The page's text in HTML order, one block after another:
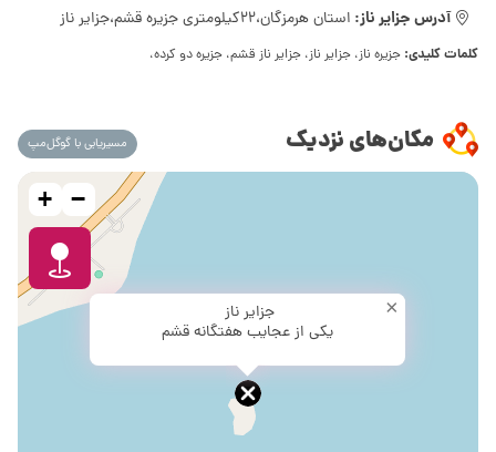
آدرس جزایر ناز: استان هرمزگان،22کیلومتری جزیره قشم،جزایر ناز
کلمات کلیدی: جزیره ناز، جزایر ناز، جزایر ناز قشم، جزیره دو کرده،
مکان‌های نزدیک مسیریابی با گوگل‌مپ
جزایر ناز
یکی از عجایب هفتگانه قشم
×
+ −